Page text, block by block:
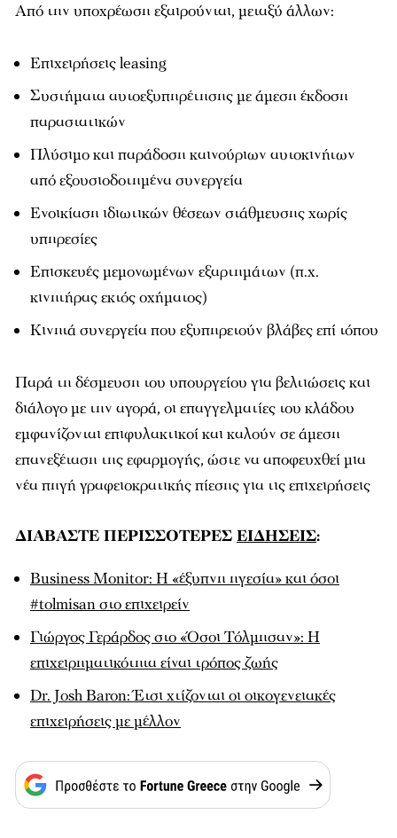
Από την υποχρέωση εξαιρούνται, μεταξύ άλλων:
Επιχειρήσεις leasing
Συστήματα αυτοεξυπηρέτησης με άμεση έκδοση
παραστατικών
Πλύσιμο και παράδοση καινούριων αυτοκινήτων
από εξουσιοδοτημένα συνεργεία
Ενοικίαση ιδιωτικών θέσεων στάθμευσης χωρίς
υπηρεσίες
Επισκευές μεμονωμένων εξαρτημάτων (π.χ.
κινητήρας εκτός οχήματος)
Κινητά συνεργεία που εξυπηρετούν βλάβες επί τόπου
Παρά τη δέσμευση του υπουργείου για βελτιώσεις και
διάλογο με την αγορά, οι επαγγελματίες του κλάδου
εμφανίζονται επιφυλακτικοί και καλούν σε άμεση
επανεξέταση της εφαρμογής, ώστε να αποφευχθεί μια
νέα πηγή γραφειοκρατικής πίεσης για τις επιχειρήσεις
ΔΙΑΒΑΣΤΕ ΠΕΡΙΣΣΟΤΕΡΕΣ ΕΙΔΗΣΕΙΣ:
Βusiness Monitor: Η «έξυπνη ηγεσία» και όσοι
#tolmisan στο επιχειρείν
Γιώργος Γεράρδος στο «Όσοι Τόλμησαν»: Η
επιχειρηματικότητα είναι τρόπος ζωής
Dr. Josh Baron: Έτσι χτίζονται οι οικογενειακές
επιχειρήσεις με μέλλον